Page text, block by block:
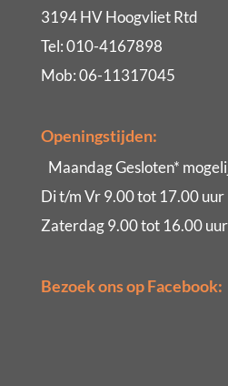
3194 HV Hoogvliet Rtd
Tel: 010-4167898
Mob: 06-11317045
Openingstijden:
Maandag Gesloten*
Di t/m Vr 9.00 tot 17.00 uur
Zaterdag 9.00 tot 16.00 uur
Bezoek ons op Facebook: